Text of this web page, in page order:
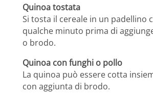
Quinoa tostata
Si tosta il cereale in un padellino
qualche minuto prima di
o brodo.
Quinoa con funghi o pollo
La quinoa può essere cotta
con aggiunta di brodo.